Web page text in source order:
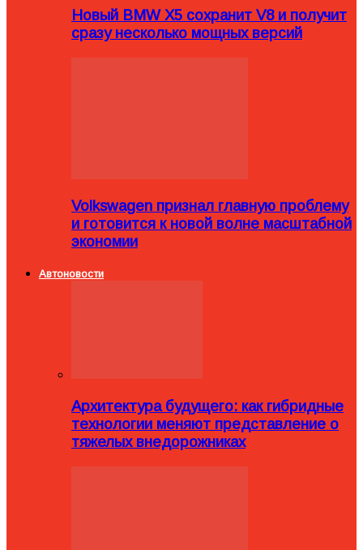
Новый BMW X5 сохранит V8 и получит
сразу несколько мощных версий
Volkswagen признал главную проблему
и готовится к новой волне масштабной
экономии
Автоновости
Архитектура будущего: как гибридные
технологии меняют представление о
тяжелых внедорожниках